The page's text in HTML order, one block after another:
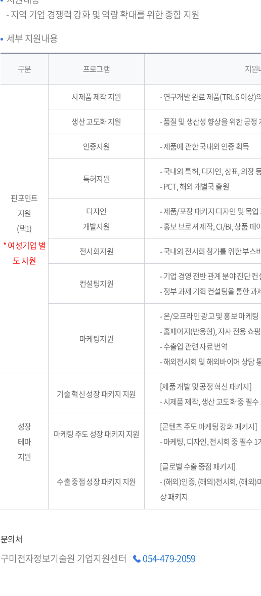
- 지역 기업 경쟁력 강화 및 역량 확대를 위한 종합 지원
세부 지원내용
구분 프로그램 지원
핀포인트
지원
(택1)
* 여성기업 별
도 지원
시제품 제작 지원 - 연구개발 완료 제품(TRL 6 이상)
생산 고도화 지원 - 품질 및 생산성 향상을 위한 공정
인증지원 - 제품에 관한 국내외 인증 획득
특허지원
- 국내외 특허, 디자인, 상표, 의장
- PCT, 해외 개별국 출원
디자인
개발지원
- 제품/포장 패키지 디자인 및 목업
- 홍보 브로셔 제작, CI/BI, 상품 페
전시회지원 - 국내외 전시회 참가를 위한 부스
컨설팅지원
- 기업 경영 전반 관계 분야 진단 컨
- 정부 과제 기획 컨설팅을 통한 과
마케팅지원
- 온/오프라인 광고 및 홍보 마케팅
- 홈페이지(반응형), 자사 전용 쇼
- 수출입 관련 자료 번역
- 해외전시회 및 해외바이어 상담
성장
테마
지원
기술 혁신 성장 패키지 지원
[제품 개발 및 공정 혁신 패키지]
- 시제품 제작, 생산 고도화 중 필
마케팅 주도 성장 패키지 지원
[콘텐츠 주도 마케팅 강화 패키지]
- 마케팅, 디자인, 전시회 중 필수
수출 중점 성장 패키지 지원
[글로벌 수출 중점 패키지]
- (해외)인증, (해외)전시회, (해외)
상 패키지
문의처
구미전자정보기술원 기업지원센터 054-479-2059